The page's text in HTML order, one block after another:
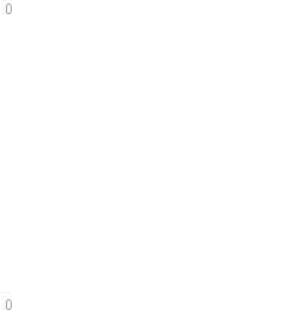
0
0